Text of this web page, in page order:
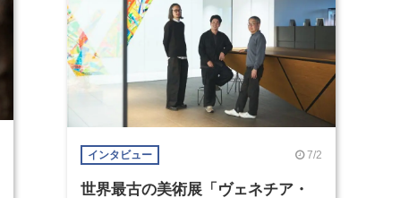
インタビュー 7/2
世界最古の美術展「ヴェネチア・